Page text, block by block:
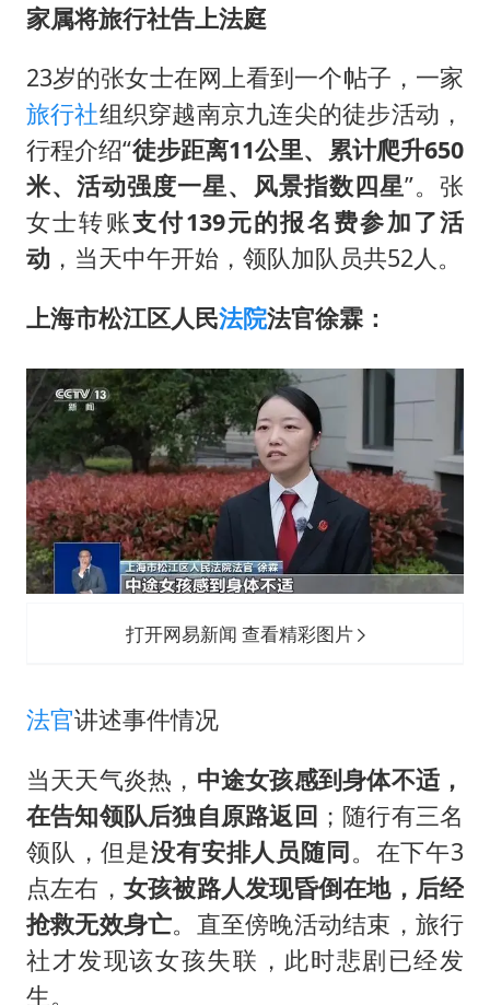
家属将旅行社告上法庭
23岁的张女士在网上看到一个帖子，一家
旅行社组织穿越南京九连尖的徒步活动，
行程介绍“徒步距离11公里、累计爬升650
米、活动强度一星、风景指数四星”。张
女士转账支付139元的报名费参加了活
动 ，当天中午开始，领队加队员共52人。
上海市松江区人民法院法官徐霖：
打开网易新闻 查看精彩图片
法官讲述事件情况
当天天气炎热， 中途女孩感到身体不适，
在告知领队后独自原路返回 ；随行有三名
领队，但是没有安排人员随同。在下午3
点左右， 女孩被路人发现昏倒在地，后经
抢救无效身亡。直至傍晚活动结束，旅行
社才发现该女孩失联，此时悲剧已经发
生。